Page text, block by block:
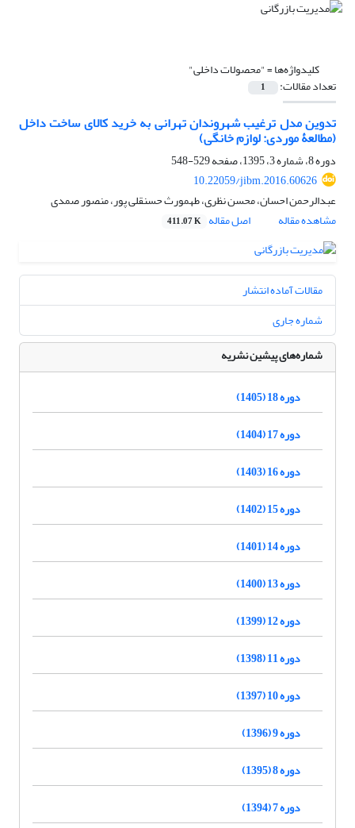
کلیدواژه‌ها ="محصولات داخلی"
تعداد مقالات: 1
تدوین مدل ترغیب شهروندان تهرانی به خرید کالای ساخت داخل
(مطالعۀ موردی: لوازم خانگی)
دوره 8، شماره 3، 1395، صفحه
529-548
10.22059/jibm.2016.60626
عبدالرحمن احسان، محسن نظری، طهمورث حسنقلی پور، منصور صمدی
مشاهده مقاله
اصل مقاله 411.07 K
مقالات آماده انتشار
شماره جاری
شماره‌های پیشین نشریه
دوره 18 (1405)
دوره 17 (1404)
دوره 16 (1403)
دوره 15 (1402)
دوره 14 (1401)
دوره 13 (1400)
دوره 12 (1399)
دوره 11 (1398)
دوره 10 (1397)
دوره 9 (1396)
دوره 8 (1395)
دوره 7 (1394)